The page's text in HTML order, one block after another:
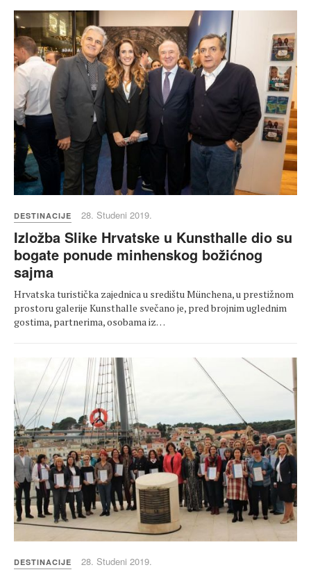
DESTINACIJE 28. Studeni 2019.
Izložba Slike Hrvatske u Kunsthalle dio su
bogate ponude minhenskog božićnog
sajma
Hrvatska turistička zajednica u središtu Münchena, u prestižnom
prostoru galerije Kunsthalle svečano je, pred brojnim uglednim
gostima, partnerima, osobama iz…
DESTINACIJE 28. Studeni 2019.